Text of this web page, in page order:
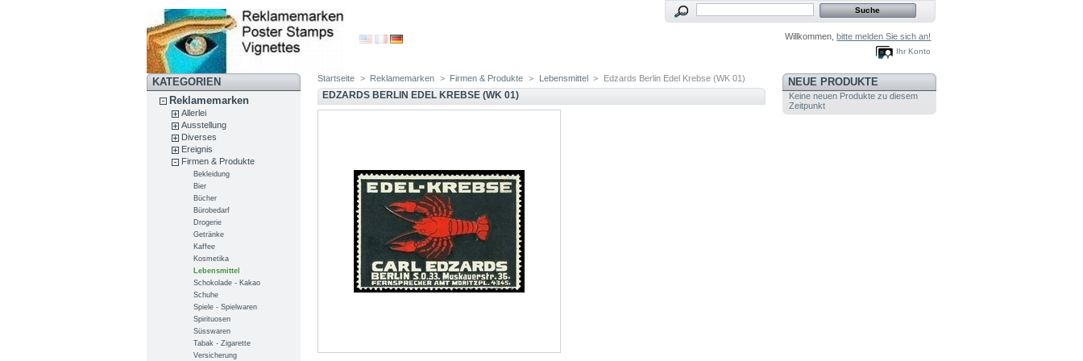
Willkommen,bitte melden Sie sich an!
Ihr Konto
KATEGORIEN
Reklamemarken
Allerlei
Ausstellung
Diverses
Ereignis
Firmen & Produkte
Bekleidung
Bier
Bücher
Bürobedarf
Drogerie
Getränke
Kaffee
Kosmetika
Lebensmittel
Schokolade - Kakao
Schuhe
Spiele - Spielwaren
Spirituosen
Süsswaren
Tabak - Zigarette
Versicherung
Startseite > Reklamemarken > Firmen & Produkte > Lebensmittel > Edzards Berlin Edel Krebse (WK 01)
EDZARDS BERLIN EDEL KREBSE (WK 01)
NEUE PRODUKTE
Keine neuen Produkte zu diesem
Zeitpunkt